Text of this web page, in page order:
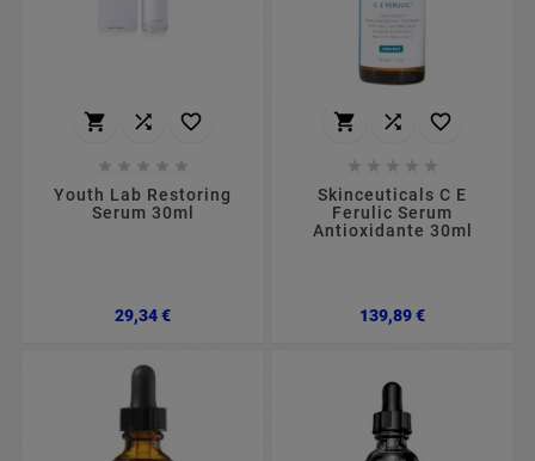
  
    
Youth Lab Restoring
Serum 30ml
29,34 €Preço
  
    
Skinceuticals C E
Ferulic Serum
Antioxidante 30ml
139,89 €Preço